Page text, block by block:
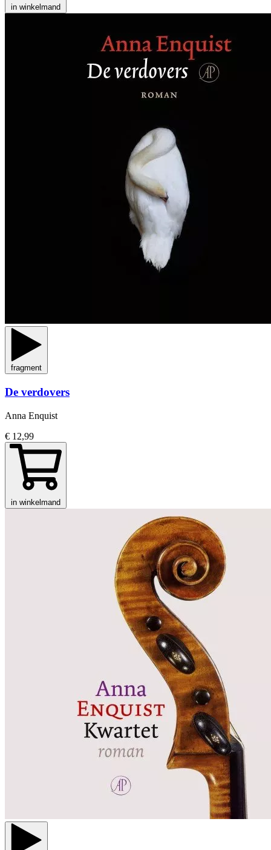
in winkelmand
fragment
De verdovers
Anna Enquist
€ 12,99
in winkelmand